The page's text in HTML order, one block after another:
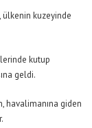
ülkenin kuzeyinde
kutup
geldi.
havalimanına giden